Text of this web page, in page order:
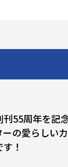
55周年を記
ーの愛らしい
！